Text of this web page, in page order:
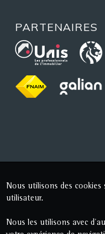
PARTENAIRES
Nous utilisons des cookies
utilisateur.
Nous les utilisons avec